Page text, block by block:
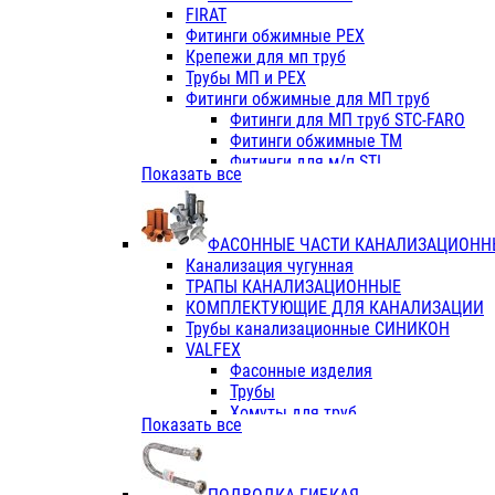
Фитинги ПП белые
Фитинги ПП белые
Фитинги ППс металл.белые
VALFEX
Трубы PE-RT
Трубы ПП водопровод белые
Трубы ПП водопровод серые
Трубы армированные
Трубы армированные
Фитинги с металл. серые
Фитинги ПП (серые)
Фитинги ПП белые
Краны
Фитинги ПП (белые)
Фитинги ПП с металлом белые
ПК КОНТУР
Краны полипропиленовые
Трубы полипропиленивые
FIRAT
Фитинги обжимные PEX
Крепежи для мп труб
Трубы МП и PEX
Фитинги обжимные для МП труб
Фитинги для МП труб STC-FARO
Фитинги обжимные ТМ
Фитинги для м/п STI
Фитинги для МП труб TITAN
TK
VALFEX
Показать все
ФАСОННЫЕ ЧАСТИ
Канализация чугунная
ТРАПЫ КАНАЛИЗАЦИОННЫЕ
КОМПЛЕКТУЮЩИЕ ДЛЯ КАНАЛИЗАЦИИ
Трубы канализационные СИНИКОН
VALFEX
Фасонные изделия
Трубы
Хомуты для труб
ПВХ (стройполимер)
Показать все